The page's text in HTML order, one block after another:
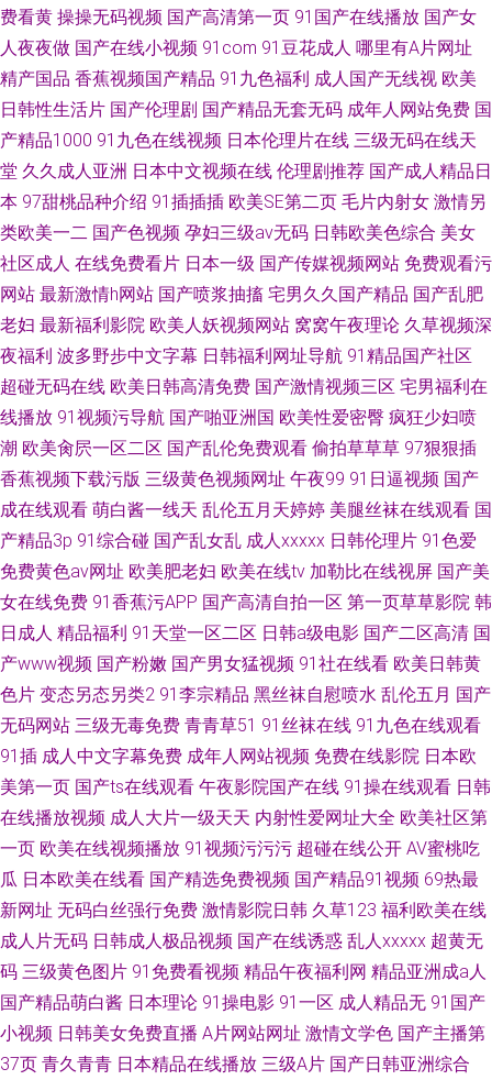
费看黄 操操无码视频 国产高清第一页 91国产在线播放 国产女
人夜夜做 国产在线小视频 91com 91豆花成人 哪里有A片网址
精产国品 香蕉视频国产精品 91九色福利 成人国产无线视 欧美
日韩性生活片 国产伦理剧 国产精品无套无码 成年人网站免费 国
产精品1000 91九色在线视频 日本伦理片在线 三级无码在线天
堂 久久成人亚洲 日本中文视频在线 伦理剧推荐 国产成人精品日
本 97甜桃品种介绍 91插插插 欧美SE第二页 毛片内射女 激情另
类欧美一二 国产色视频 孕妇三级av无码 日韩欧美色综合 美女
社区成人 在线免费看片 日本一级 国产传媒视频网站 免费观看污
网站 最新激情h网站 国产喷浆抽搐 宅男久久国产精品 国产乱肥
老妇 最新福利影院 欧美人妖视频网站 窝窝午夜理论 久草视频深
夜福利 波多野步中文字幕 日韩福利网址导航 91精品国产社区
超碰无码在线 欧美日韩高清免费 国产激情视频三区 宅男福利在
线播放 91视频污导航 国产啪亚洲国 欧美性爱密臀 疯狂少妇喷
潮 欧美肏屄一区二区 国产乱伦免费观看 偷拍草草草 97狠狠插
香蕉视频下载污版 三级黄色视频网址 午夜99 91日逼视频 国产
成在线观看 萌白酱一线天 乱伦五月天婷婷 美腿丝袜在线观看 国
产精品3p 91综合碰 国产乱女乱 成人xxxxx 日韩伦理片 91色爱
免费黄色av网址 欧美肥老妇 欧美在线tv 加勒比在线视屏 国产美
女在线免费 91香蕉污APP 国产高清自拍一区 第一页草草影院 韩
日成人 精品福利 91天堂一区二区 日韩a级电影 国产二区高清 国
产www视频 国产粉嫩 国产男女猛视频 91社在线看 欧美日韩黄
色片 变态另态另类2 91李宗精品 黑丝袜自慰喷水 乱伦五月 国产
无码网站 三级无毒免费 青青草51 91丝袜在线 91九色在线观看
91插 成人中文字幕免费 成年人网站视频 免费在线影院 日本欧
美第一页 国产ts在线观看 午夜影院国产在线 91操在线观看 日韩
在线播放视频 成人大片一级天天 内射性爱网址大全 欧美社区第
一页 欧美在线视频播放 91视频污污污 超碰在线公开 AV蜜桃吃
瓜 日本欧美在线看 国产精选免费视频 国产精品91视频 69热最
新网址 无码白丝强行免费 激情影院日韩 久草123 福利欧美在线
成人片无码 日韩成人极品视频 国产在线诱惑 乱人xxxxx 超黄无
码 三级黄色图片 91免费看视频 精品午夜福利网 精品亚洲成a人
国产精品萌白酱 日本理论 91操电影 91一区 成人精品无 91国产
小视频 日韩美女免费直播 A片网站网址 激情文学色 国产主播第
37页 青久青青 日本精品在线播放 三级A片 国产日韩亚洲综合